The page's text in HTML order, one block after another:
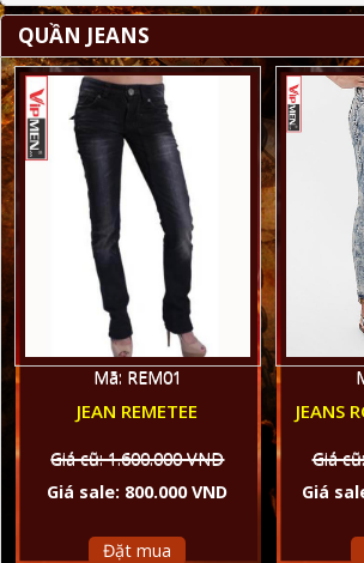
QUẦN JEANS
Mã: REM01
JEAN REMETEE
Giá cũ: 1.600.000 VND
Giá sale: 800.000 VND
Đặt mua
JEANS
Giá
Giá